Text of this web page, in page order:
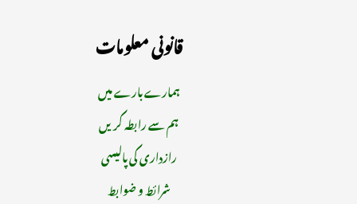
قانونی معلومات
ہمارے بارے میں
ہم سے رابطہ کریں
رازداری کی پالیسی
شرائط و ضوابط